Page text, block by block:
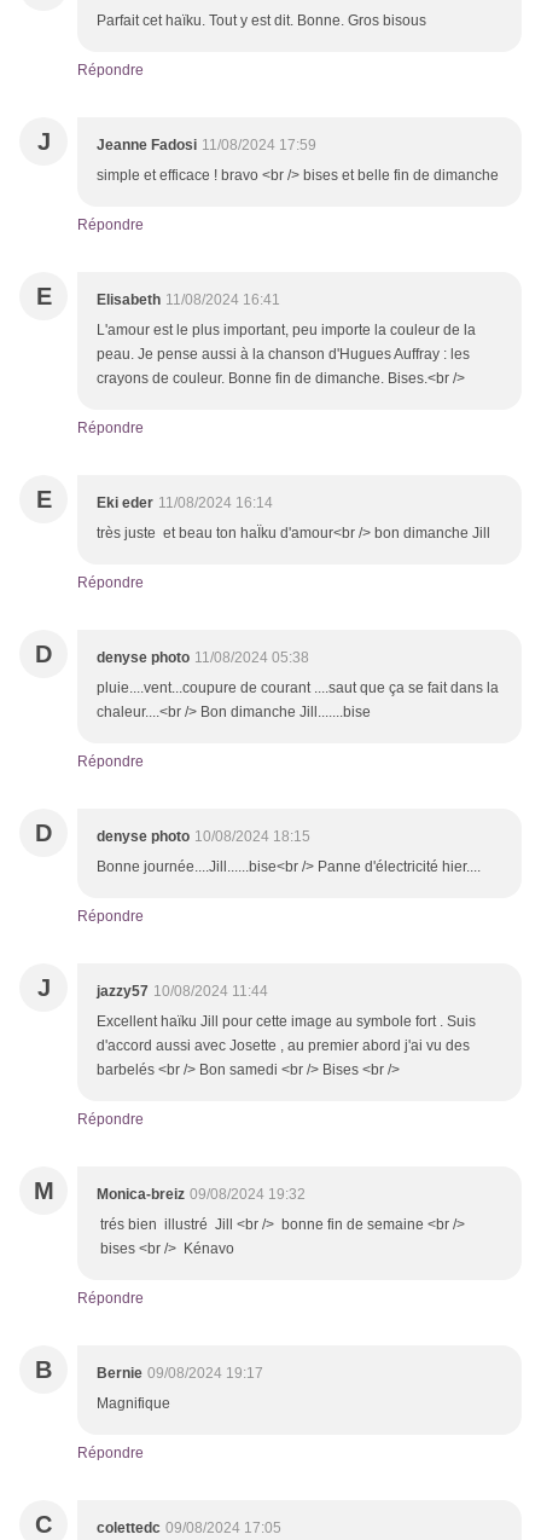
Parfait cet haïku. Tout y est dit. Bonne. Gros bisous
Répondre
J Jeanne Fadosi 11/08/2024 17:59
simple et efficace ! bravo <br /> bises et belle fin de dimanche
Répondre
E Elisabeth 11/08/2024 16:41
L'amour est le plus important, peu importe la couleur de la
peau. Je pense aussi à la chanson d'Hugues Auffray : les
crayons de couleur. Bonne fin de dimanche. Bises.<br />
Répondre
E Eki eder 11/08/2024 16:14
très juste et beau ton haÏku d'amour<br /> bon dimanche Jill
Répondre
D denyse photo 11/08/2024 05:38
pluie....vent...coupure de courant ....saut que ça se fait dans la
chaleur....<br /> Bon dimanche Jill.......bise
Répondre
D denyse photo 10/08/2024 18:15
Bonne journée....Jill......bise<br /> Panne d'électricité hier....
Répondre
J jazzy57 10/08/2024 11:44
Excellent haïku Jill pour cette image au symbole fort . Suis
d'accord aussi avec Josette , au premier abord j'ai vu des
barbelés <br /> Bon samedi <br /> Bises <br />
Répondre
M Monica-breiz 09/08/2024 19:32
trés bien illustré Jill <br /> bonne fin de semaine <br />
bises <br /> Kénavo
Répondre
B Bernie 09/08/2024 19:17
Magnifique
Répondre
C colettedc 09/08/2024 17:05